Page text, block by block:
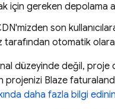
için gereken depolama
son
tarafından otomatik
düzeyinde değil, proje
Blaze
daha fazla bilgi edinin